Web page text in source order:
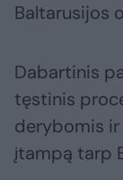
Baltarusijos
Dabartinis
tęstinis
derybomis
įtampą tarp